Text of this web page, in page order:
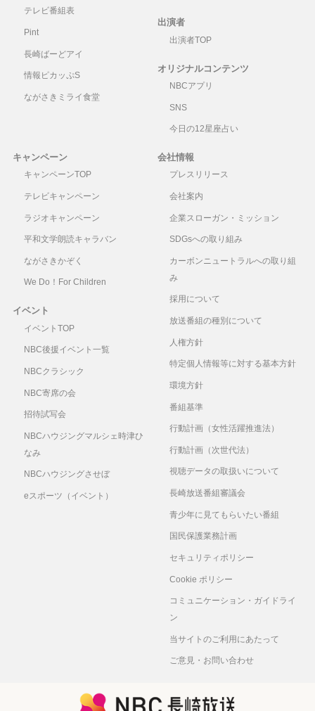
テレビ番組表
Pint
長崎ばーどアイ
情報ピカッぷS
ながさきミライ食堂
出演者
出演者TOP
オリジナルコンテンツ
NBCアプリ
SNS
今日の12星座占い
キャンペーン
キャンペーンTOP
テレビキャンペーン
ラジオキャンペーン
平和文学朗読キャラバン
ながさきかぞく
We Do！For Children
イベント
イベントTOP
NBC後援イベント一覧
NBCクラシック
NBC寄席の会
招待試写会
NBCハウジングマルシェ時津ひ
なみ
NBCハウジングさせぼ
eスポーツ（イベント）
会社情報
プレスリリース
会社案内
企業スローガン・ミッション
SDGsへの取り組み
カーボンニュートラルへの取り組
み
採用について
放送番組の種別について
人権方針
特定個人情報等に対する基本方針
環境方針
番組基準
行動計画（女性活躍推進法）
行動計画（次世代法）
視聴データの取扱いについて
長崎放送番組審議会
青少年に見てもらいたい番組
国民保護業務計画
セキュリティポリシー
Cookie ポリシー
コミュニケーション・ガイドライ
ン
当サイトのご利用にあたって
ご意見・お問い合わせ